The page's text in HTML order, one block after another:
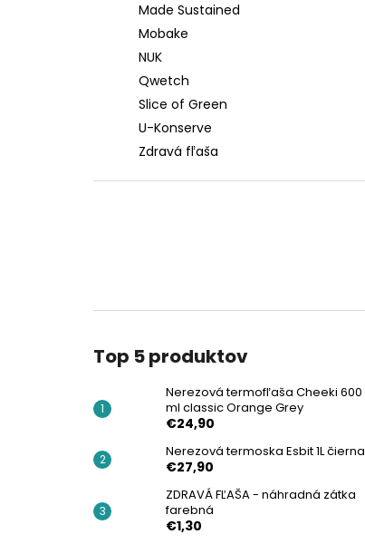
Made Sustained
Mobake
NUK
Qwetch
Slice of Green
U-Konserve
Zdravá fľaša
Top 5 produktov
Nerezová termofľaša Cheeki 600
ml classic Orange Grey
€24,90
Nerezová termoska Esbit 1L čierna
€27,90
ZDRAVÁ FĽAŠA - náhradná zátka
farebná
€1,30